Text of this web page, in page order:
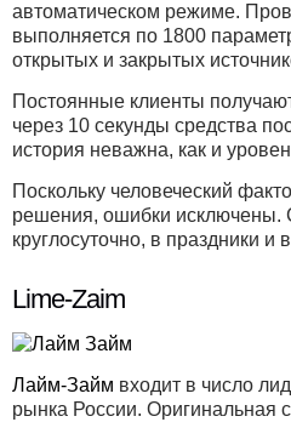
автоматическом режиме.
выполняется по 1800
открытых и закрытых
Постоянные клиенты
через 10 секунды средства
история неважна, как и
Поскольку человеческий
решения, ошибки исключены.
круглосуточно, в праздники и
Lime-Zaim
Лайм-Займ входит в число
рынка России. Оригинальная